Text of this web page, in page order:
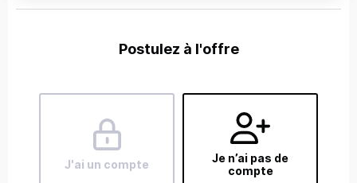
Postulez à l'offre
J'ai un compte
Je n’ai pas de
compte